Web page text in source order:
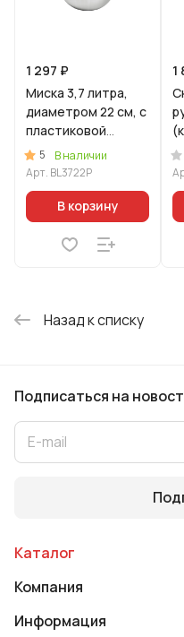
1 297 ₽
Миска 3,7 литра,
диаметром 22 см, с
пластиковой
крышкой
5
В наличии
Арт. BL3722P
В корзину
1
Назад к списку
Подписаться на
Каталог
Компания
Информация